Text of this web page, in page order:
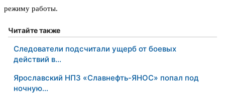
режиму работы.
Читайте также
Следователи подсчитали ущерб от боевых
действий в…
Ярославский НПЗ «Славнефть-ЯНОС» попал под
ночную…